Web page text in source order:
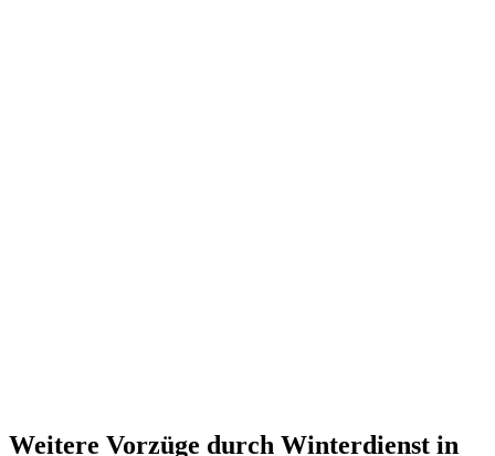
Weitere Vorzüge durch Winterdienst in